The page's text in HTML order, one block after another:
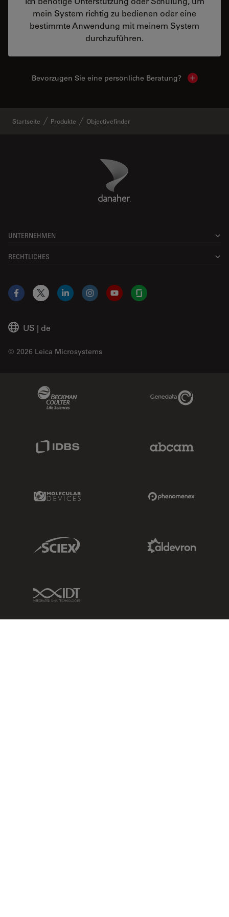
mein System richtig zu bedienen oder eine
bestimmte Anwendung mit meinem System
durchzuführen.
Bevorzugen Sie eine persönliche Beratung? Show
Startseite Produkte Objectivefinder
Danaher Logo
UNTERNEHMEN
RECHTLICHES
US | de
© 2026 Leica Microsystems
Facebook
X LinkedInInstagramYouTubeGlassdoor
Genedata Link
Molecular Devices Link
Sciex Link
IDT Link